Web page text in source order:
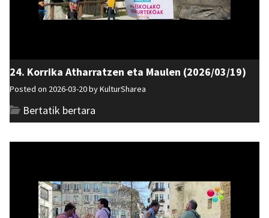
24. Korrika Atharratzen eta Maulen (2026/03/19)
Posted on 2026-03-20 byKulturSharea
Bertatik bertara